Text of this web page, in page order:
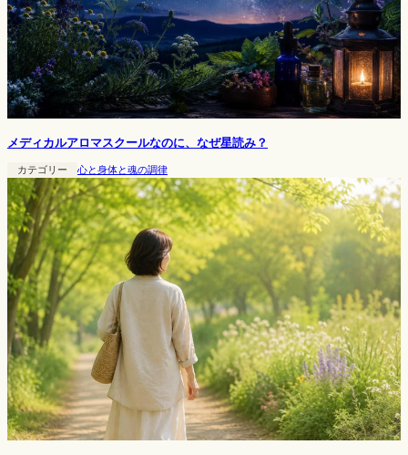
メディカルアロマスクールなのに、なぜ星読み？
カテゴリー 心と身体と魂の調律